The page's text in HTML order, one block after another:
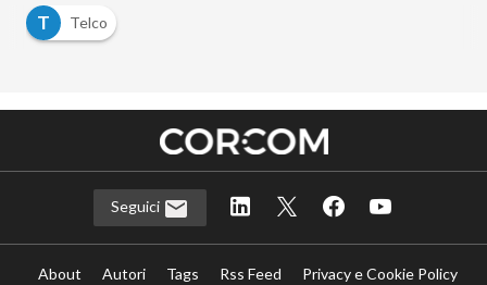
T
Telco
Seguici
About Autori Tags Rss Feed
Privacy e Cookie Policy